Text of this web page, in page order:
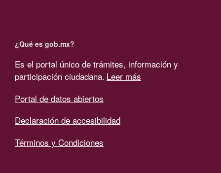
¿Qué es gob.mx?
Es el portal único de trámites, información y
participación ciudadana. Leer más
Portal de datos abiertos
Declaración de accesibilidad
Términos y Condiciones